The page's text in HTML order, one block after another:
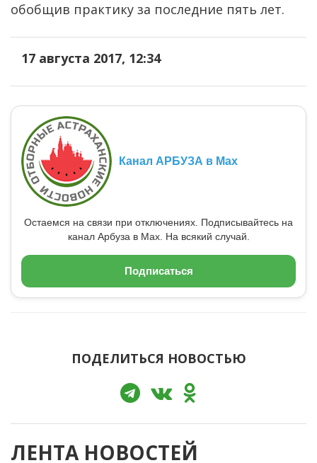
обобщив практику за последние пять лет.
17 августа 2017, 12:34
Канал АРБУЗА в Max
Остаемся на связи при отключениях. Подписывайтесь на
канал Арбуза в Max. На всякий случай.
Подписаться
ПОДЕЛИТЬСЯ НОВОСТЬЮ
ЛЕНТА НОВОСТЕЙ